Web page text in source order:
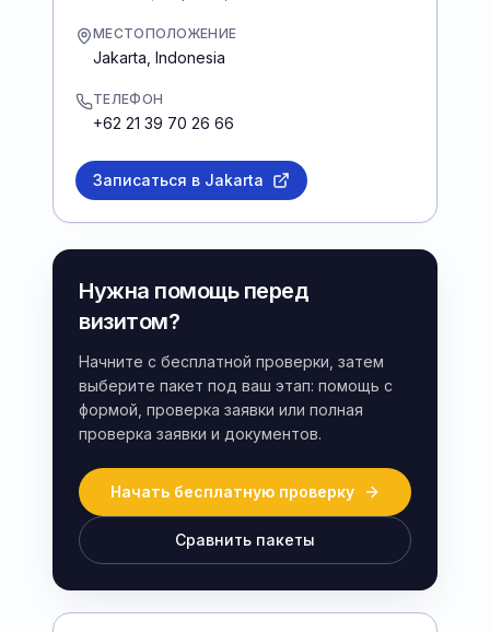
МЕСТОПОЛОЖЕНИЕ
Jakarta Indonesia
ТЕЛЕФОН
+62 21 39 70 26 66
Записаться в Jakarta
Нужна помощь перед
визитом?
Начните с бесплатной проверки, затем
выберите пакет под ваш этап: помощь с
формой, проверка заявки или полная
проверка заявки и документов.
Начать бесплатную проверку
Сравнить пакеты